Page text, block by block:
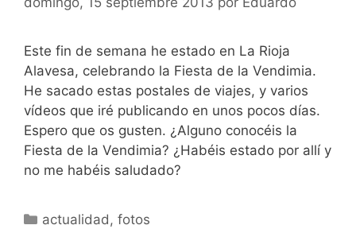
Este fin de semana he estado en La Rioja
Alavesa, celebrando la Fiesta de la Vendimia.
He sacado estas postales de viajes, y varios
vídeos que iré publicando en unos pocos días.
Espero que os gusten. ¿Alguno conocéis la
Fiesta de la Vendimia? ¿Habéis estado por allí y
no me habéis saludado?
Categorías
actualidad,fotos